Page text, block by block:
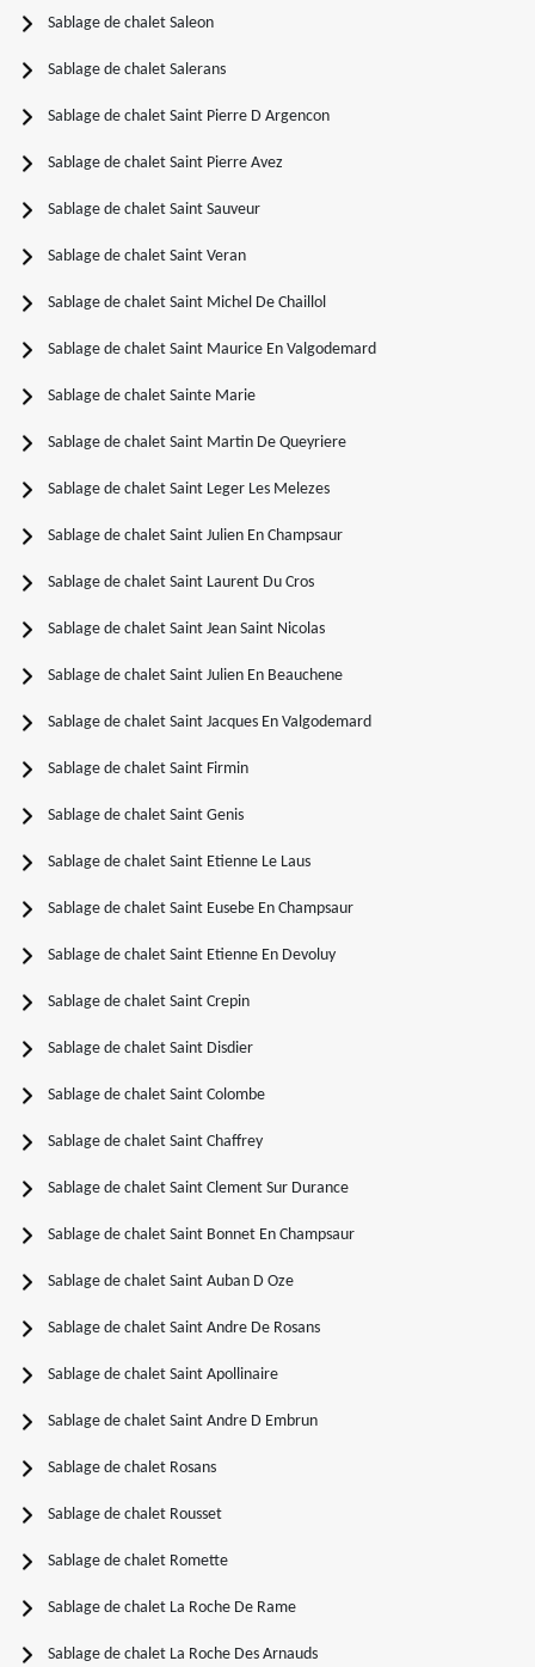
Sablage de chalet Saleon
Sablage de chalet Salerans
Sablage de chalet Saint Pierre D Argencon
Sablage de chalet Saint Pierre Avez
Sablage de chalet Saint Sauveur
Sablage de chalet Saint Veran
Sablage de chalet Saint Michel De Chaillol
Sablage de chalet Saint Maurice En Valgodemard
Sablage de chalet Sainte Marie
Sablage de chalet Saint Martin De Queyriere
Sablage de chalet Saint Leger Les Melezes
Sablage de chalet Saint Julien En Champsaur
Sablage de chalet Saint Laurent Du Cros
Sablage de chalet Saint Jean Saint Nicolas
Sablage de chalet Saint Julien En Beauchene
Sablage de chalet Saint Jacques En Valgodemard
Sablage de chalet Saint Firmin
Sablage de chalet Saint Genis
Sablage de chalet Saint Etienne Le Laus
Sablage de chalet Saint Eusebe En Champsaur
Sablage de chalet Saint Etienne En Devoluy
Sablage de chalet Saint Crepin
Sablage de chalet Saint Disdier
Sablage de chalet Saint Colombe
Sablage de chalet Saint Chaffrey
Sablage de chalet Saint Clement Sur Durance
Sablage de chalet Saint Bonnet En Champsaur
Sablage de chalet Saint Auban D Oze
Sablage de chalet Saint Andre De Rosans
Sablage de chalet Saint Apollinaire
Sablage de chalet Saint Andre D Embrun
Sablage de chalet Rosans
Sablage de chalet Rousset
Sablage de chalet Romette
Sablage de chalet La Roche De Rame
Sablage de chalet La Roche Des Arnauds